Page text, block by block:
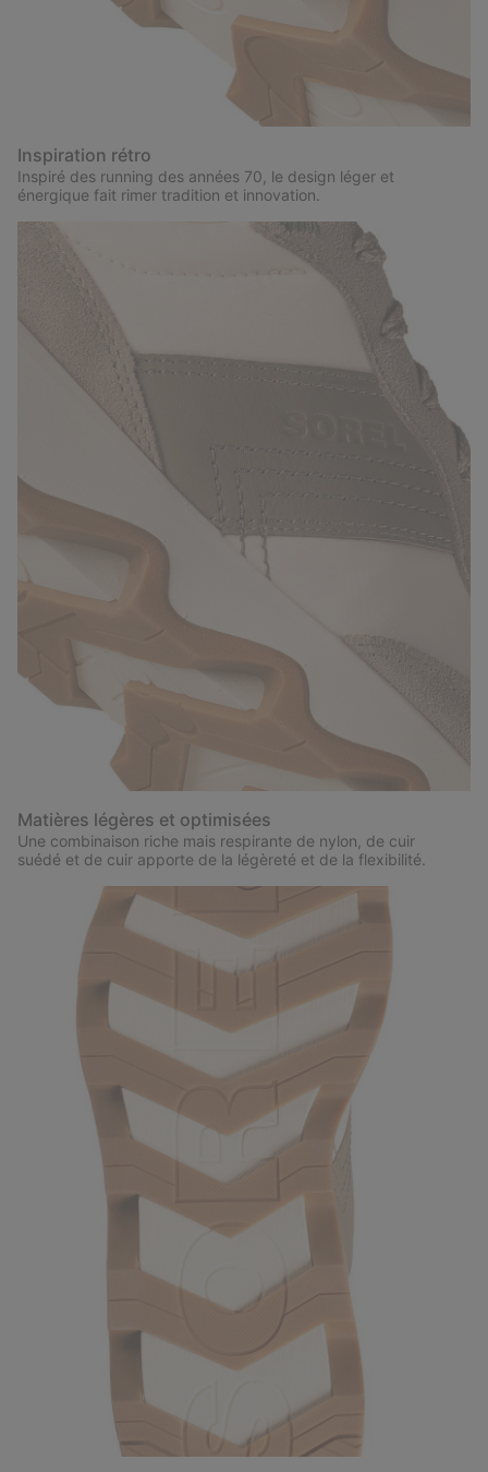
Inspiration rétro
Inspiré des running des années 70, le design léger et
énergique fait rimer tradition et innovation.
Matières légères et optimisées
Une combinaison riche mais respirante de nylon, de cuir
suédé et de cuir apporte de la légèreté et de la flexibilité.